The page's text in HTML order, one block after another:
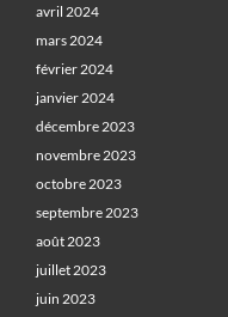
avril 2024
mars 2024
février 2024
janvier 2024
décembre 2023
novembre 2023
octobre 2023
septembre 2023
août 2023
juillet 2023
juin 2023